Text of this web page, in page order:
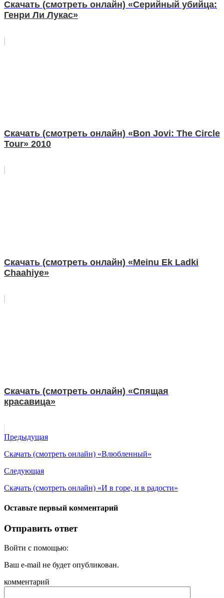
Скачать (смотреть онлайн) «Серийный убийца:
Генри Ли Лукас»
Скачать (смотреть онлайн) «Bon Jovi: The Circle
Tour» 2010
Скачать (смотреть онлайн) «Meinu Ek Ladki
Chaahiye»
Скачать (смотреть онлайн) «Спящая
красавица»
Предыдущая
Скачать (смотреть онлайн) «Влюбленный»
Следующая
Скачать (смотреть онлайн) «И в горе, и в радости»
Оставьте первый комментарий
Отправить ответ
Войти с помощью:
Ваш e-mail не будет опубликован.
комментарий